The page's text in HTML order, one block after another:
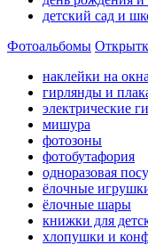
детский сад и
Фотоальбомы
наклейки на
гирлянды и
электрические
мишура
фотозоны
фотобутафория
одноразовая
ёлочные
ёлочные шары
книжки для
хлопушки и